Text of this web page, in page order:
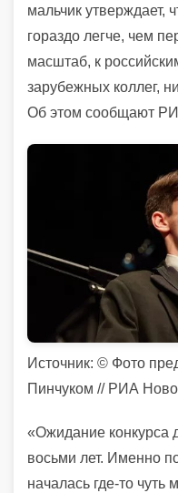
мальчик утверждает,
гораздо легче, чем
масштаб, к
зарубежных коллег,
Об этом сообщают
Источник: © Фото
Пинчуком // РИА
«Ожидание конкурса
восьми лет. Именно
началась где-то чуть